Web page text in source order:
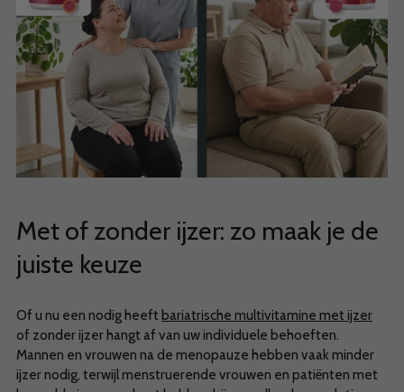
Met of zonder ijzer: zo maak je de
juiste keuze
Of u nu een nodig heeft bariatrische multivitamine met ijzer
of zonder ijzer hangt af van uw individuele behoeften.
Mannen en vrouwen na de menopauze hebben vaak minder
ijzer nodig, terwijl menstruerende vrouwen en patiënten met